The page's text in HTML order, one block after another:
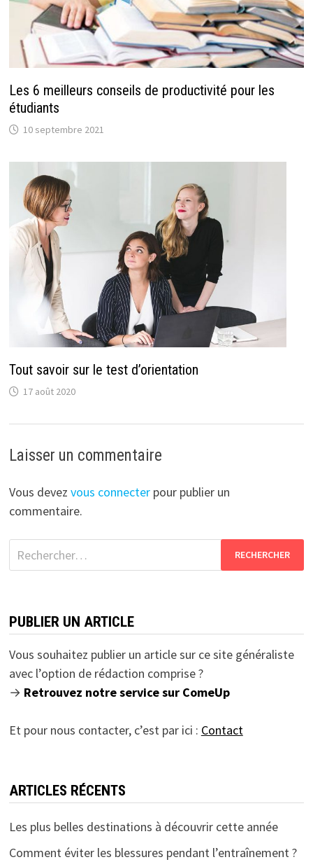
Les 6 meilleurs conseils de productivité pour les
étudiants
10 septembre 2021
Tout savoir sur le test d’orientation
17 août 2020
Laisser un commentaire
Vous devez vous connecterpour publier un
commentaire.
Rechercher :
PUBLIER UN ARTICLE
Vous souhaitez publier un article sur ce site généraliste
avec l’option de rédaction comprise ?
→ Retrouvez notre service sur ComeUp
Et pour nous contacter, c’est par ici : Contact
ARTICLES RÉCENTS
Les plus belles destinations à découvrir cette année
Comment éviter les blessures pendant l’entraînement ?